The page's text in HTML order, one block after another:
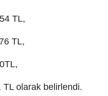
TL,
TL,
TL olarak belirlendi.